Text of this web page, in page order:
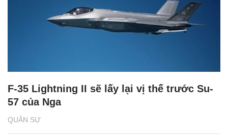
QUÂN SỰ
F-35 Lightning II sẽ lấy lại vị thế trước Su-
57 của Nga